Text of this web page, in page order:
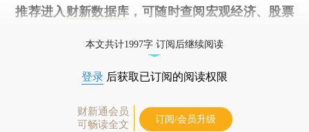
推荐进入 财新数据库 ，可随时查阅宏观经济、股票
本文共计1997字 订阅后继续阅读
登录 后获取已订阅的阅读权限
财新通会员
可畅读全文
订阅/会员升级